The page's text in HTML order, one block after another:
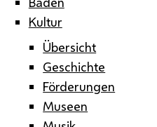
Kultur
Übersicht
Geschichte
Förderungen
Museen